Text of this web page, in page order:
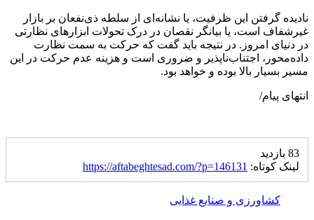
نادیده گرفتن این ظرفیت، یا نشانه‌ای از سلطه ذی‌نفعان بر بازار
غیرشفاف است، یا بیانگر نقصان در درک تحولات ابزارهای نظارتی
در دنیای امروز. در نتیجه باید گفت که حرکت به سمت نظارت
داده‌محور، اجتناب‌ناپذیر و ضروری است و هزینه عدم حرکت در این
مسیر بسیار بالا بوده و خواهد بود.
انتهای پیام/
83 بازدید
لینک کوتاه: https://aftabeghtesad.com/?p=146131
کشاورزی و صنایع غذایی